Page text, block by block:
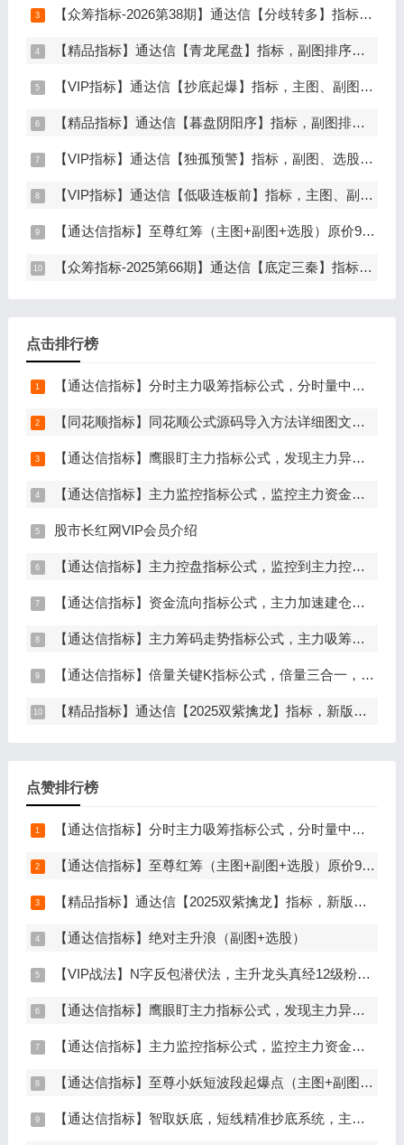
【众筹指标-2026第38期】通达信【分歧转多】指标，主图、副图、选股，首板分歧低吸二波行情，信号少，胜率高，手机电脑通达信通用
【精品指标】通达信【青龙尾盘】指标，副图排序，分时主图，排序潜伏，次日套利，信号可回看，超短策略，仅限电脑通达信使用
【VIP指标】通达信【抄底起爆】指标，主图、副图、选股，趋势缩量放量三重信号确认，解决抄底总在半山腰难题，手机电脑通达信通用
【精品指标】通达信【暮盘阴阳序】指标，副图排序，尾盘选股，电脑版量化辅助工具，尾盘排序，信号全天不变，仅限电脑通达信使用
【VIP指标】通达信【独孤预警】指标，副图、选股，码力金矿独创趋势企稳预警，无未来函数，手机电脑通达信通用
【VIP指标】通达信【低吸连板前】指标，主图、副图、选股，埋伏连板前的节点，信号不漂移，手机电脑通达信通用
【通达信指标】至尊红筹（主图+副图+选股）原价9999元的全套指标
【众筹指标-2025第66期】通达信【底定三秦】指标，主图、副图、选股，连板龙头低吸精准量化，出票少而精，五年平均胜率92%，手机电脑通达信通用
点击排行榜
【通达信指标】分时主力吸筹指标公式，分时量中显主力（分时副图）
【同花顺指标】同花顺公式源码导入方法详细图文教程
【通达信指标】鹰眼盯主力指标公式，发现主力异动资金（副图+选股）
【通达信指标】主力监控指标公式，监控主力资金和筹码异动（副图+选股）
股市长红网VIP会员介绍
【通达信指标】主力控盘指标公式，监控到主力控盘时间越长，后期爆发力越大（副图+选股）
【通达信指标】资金流向指标公式，主力加速建仓（副图+选股）
【通达信指标】主力筹码走势指标公式，主力吸筹，筹码集中度解析，挖掘大资金信号（副图+选股）
【通达信指标】倍量关键K指标公式，倍量三合一，关键起涨K线（主图+副图+选股）
【精品指标】通达信【2025双紫擒龙】指标，新版主图、副图、选股，主力吸筹套装，手机电脑通达信通用
点赞排行榜
【通达信指标】分时主力吸筹指标公式，分时量中显主力（分时副图）
【通达信指标】至尊红筹（主图+副图+选股）原价9999元的全套指标
【精品指标】通达信【2025双紫擒龙】指标，新版主图、副图、选股，主力吸筹套装，手机电脑通达信通用
【通达信指标】绝对主升浪（副图+选股）
【VIP战法】N字反包潜伏法，主升龙头真经12级粉丝专属战法，节点潜伏
【通达信指标】鹰眼盯主力指标公式，发现主力异动资金（副图+选股）
【通达信指标】主力监控指标公式，监控主力资金和筹码异动（副图+选股）
【通达信指标】至尊小妖短波段起爆点（主图+副图+选股）
【通达信指标】智取妖底，短线精准抄底系统，主做未来上涨大波段